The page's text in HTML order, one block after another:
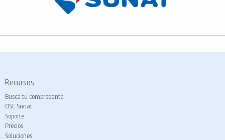
Recursos
Busca tu comprobante
OSE Sunat
Soporte
Precios
Soluciones